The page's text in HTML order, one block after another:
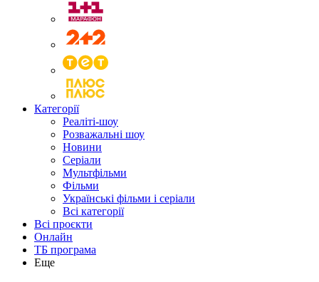
Категорії
Реаліті-шоу
Розважальні шоу
Новини
Серіали
Мультфільми
Фільми
Українські фільми і серіали
Всі категорії
Всі проєкти
Онлайн
ТБ програма
Еще